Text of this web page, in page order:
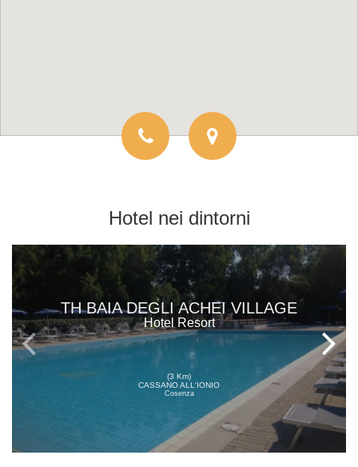
Hotel nei dintorni
TH BAIA DEGLI ACHEI VILLAGE
Hotel Resort
(3 Km)
CASSANO ALL'IONIO
Cosenza